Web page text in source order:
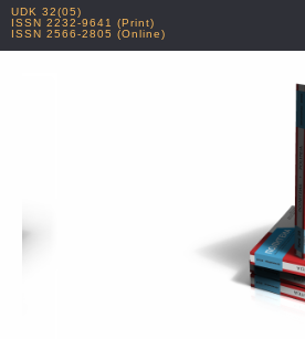
UDK 32(05)
ISSN 2232-9641 (Print)
ISSN 2566-2805 (Online)